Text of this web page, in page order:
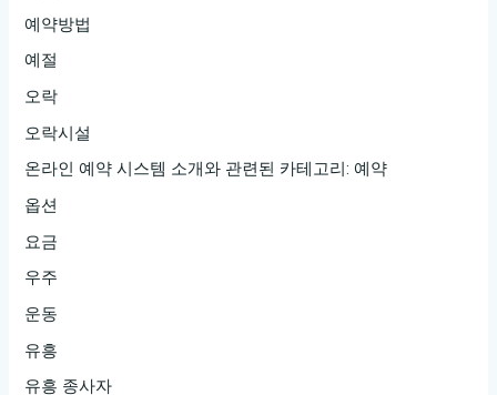
예약방법
예절
오락
오락시설
온라인 예약 시스템 소개와 관련된 카테고리: 예약
옵션
요금
우주
운동
유흥
유흥 종사자